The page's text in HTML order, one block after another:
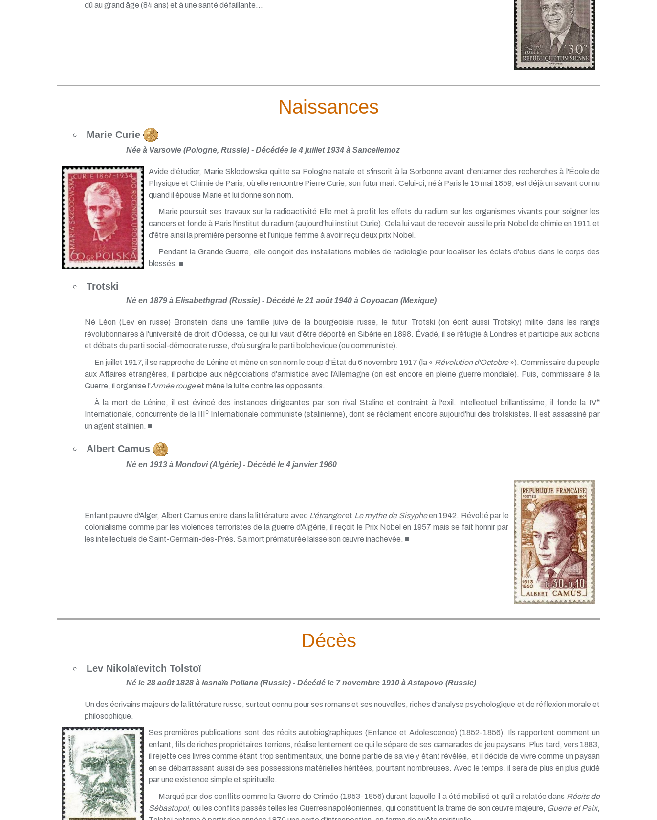
dû au grand âge (84 ans) et à une santé défaillante...
Naissances
Marie Curie
Née à Varsovie (Pologne, Russie) - Décédée le 4 juillet 1934 à Sancellemoz
Avide d'étudier, Marie Sklodowska quitte sa Pologne natale et s'inscrit à la Sorbonne avant d'entamer des recherches à l'École de
Physique et Chimie de Paris, où elle rencontre Pierre Curie, son futur mari. Celui-ci, né à Paris le 15 mai 1859, est déjà un savant connu
quand il épouse Marie et lui donne son nom.
Marie poursuit ses travaux sur la radioactivité Elle met à profit les effets du radium sur les organismes vivants pour soigner les
cancers et fonde à Paris l'institut du radium (aujourd'hui institut Curie). Cela lui vaut de recevoir aussi le prix Nobel de chimie en 1911 et
d'être ainsi la première personne et l'unique femme à avoir reçu deux prix Nobel.
Pendant la Grande Guerre, elle conçoit des installations mobiles de radiologie pour localiser les éclats d'obus dans le corps des
blessés. ■
Trotski
Né en 1879 à Elisabethgrad (Russie) - Décédé le 21 août 1940 à Coyoacan (Mexique)
Né Léon (Lev en russe) Bronstein dans une famille juive de la bourgeoisie russe, le futur Trotski (on écrit aussi Trotsky) milite dans les rangs
révolutionnaires à l'université de droit d'Odessa, ce qui lui vaut d'être déporté en Sibérie en 1898. Évadé, il se réfugie à Londres et participe aux actions
et débats du parti social-démocrate russe, d'où surgira le parti bolchevique (ou communiste).
En juillet 1917, il se rapproche de Lénine et mène en son nom le coup d'État du 6 novembre 1917 (la « Révolution d'Octobre»). Commissaire du peuple
aux Affaires étrangères, il participe aux négociations d'armistice avec l'Allemagne (on est encore en pleine guerre mondiale). Puis, commissaire à la
Guerre, il organise l'Armée rougeet mène la lutte contre les opposants.
À la mort de Lénine, il est évincé des instances dirigeantes par son rival Staline et contraint à l'exil. Intellectuel brillantissime, il fonde la IVe
Internationale, concurrente de la III eInternationale communiste (stalinienne), dont se réclament encore aujourd'hui des trotskistes. Il est assassiné par
un agent stalinien. ■
Albert Camus
Né en 1913 à Mondovi (Algérie) - Décédé le 4 janvier 1960
Enfant pauvre d'Alger, Albert Camus entre dans la littérature avec L'étrangeret Le mythe de Sisypheen 1942. Révolté par le
colonialisme comme par les violences terroristes de la guerre d'Algérie, il reçoit le Prix Nobel en 1957 mais se fait honnir par
les intellectuels de Saint-Germain-des-Prés. Sa mort prématurée laisse son œuvre inachevée. ■
Décès
Lev Nikolaïevitch Tolstoï
Né le 28 août 1828 à Iasnaïa Poliana (Russie) - Décédé le 7 novembre 1910 à Astapovo (Russie)
Un des écrivains majeurs de la littérature russe, surtout connu pour ses romans et ses nouvelles, riches d'analyse psychologique et de réflexion morale et
philosophique.
Ses premières publications sont des récits autobiographiques (Enfance et Adolescence) (1852-1856). Ils rapportent comment un
enfant, fils de riches propriétaires terriens, réalise lentement ce qui le sépare de ses camarades de jeu paysans. Plus tard, vers 1883,
il rejette ces livres comme étant trop sentimentaux, une bonne partie de sa vie y étant révélée, et il décide de vivre comme un paysan
en se débarrassant aussi de ses possessions matérielles héritées, pourtant nombreuses. Avec le temps, il sera de plus en plus guidé
par une existence simple et spirituelle.
Marqué par des conflits comme la Guerre de Crimée (1853-1856) durant laquelle il a été mobilisé et qu'il a relatée dans Récits de
Sébastopol, ou les conflits passés telles les Guerres napoléoniennes, qui constituent la trame de son œuvre majeure, Guerre et Paix,